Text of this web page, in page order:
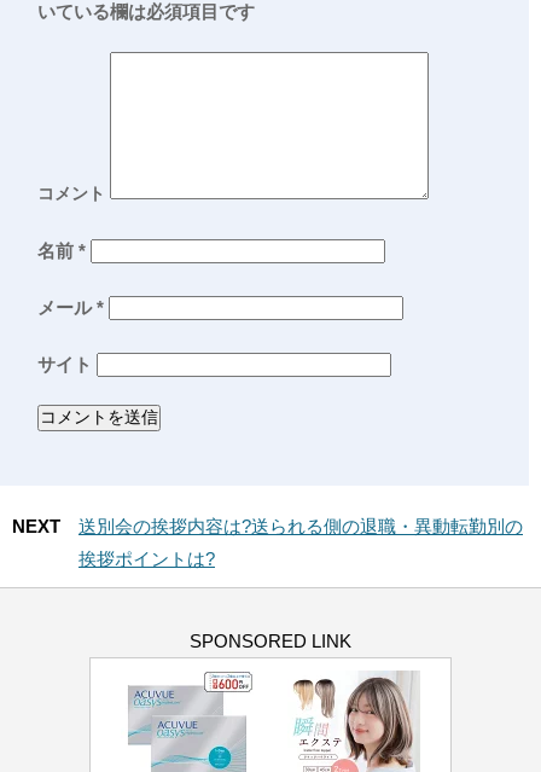
いている欄は必須項目です
コメント
名前 *
メール*
サイト
NEXT
送別会の挨拶内容は?送られる側の退職・異動転勤別の
挨拶ポイントは?
SPONSORED LINK